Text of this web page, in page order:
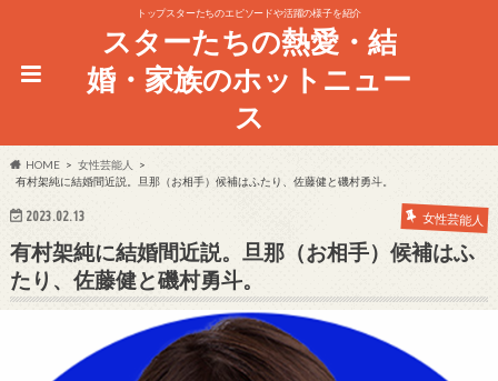
トップスターたちのエピソードや活躍の様子を紹介
スターたちの熱愛・結
婚・家族のホットニュー
ス
HOME
女性芸能人
有村架純に結婚間近説。旦那（お相手）候補はふたり、佐藤健と磯村勇斗。
2023.02.13 女性芸能人
有村架純に結婚間近説。旦那（お相手）候補はふ
たり、佐藤健と磯村勇斗。